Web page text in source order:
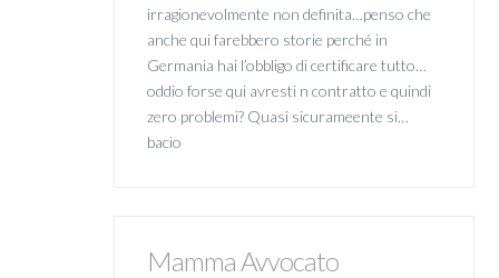
irragionevolmente non definita…penso che
anche qui farebbero storie perché in
Germania hai l’obbligo di certificare tutto…
oddio forse qui avresti n contratto e quindi
zero problemi? Quasi sicurameente si…
bacio
Mamma Avvocato